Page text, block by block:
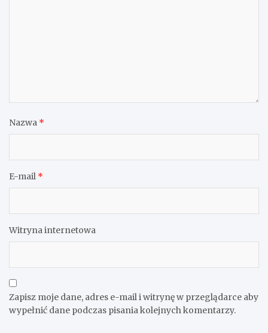
Nazwa *
E-mail *
Witryna internetowa
Zapisz moje dane, adres e-mail i witrynę w przeglądarce aby
wypełnić dane podczas pisania kolejnych komentarzy.